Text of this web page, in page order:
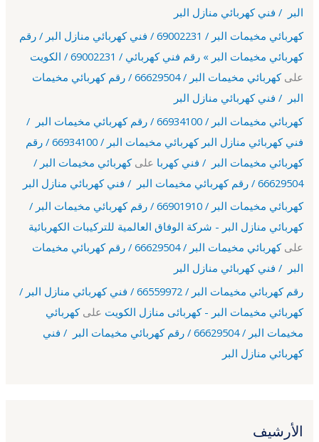
البر / فني كهربائي منازل البر
كهربائي مخيمات البر / 69002231 / فني كهربائي منازل البر / رقم
كهربائي مخيمات البر » رقم فني كهربائي / 69002231 / الكويت
على
كهربائي مخيمات البر / 66629504 / رقم كهربائي مخيمات
البر / فني كهربائي منازل البر
كهربائي مخيمات البر / 66934100 / رقم كهربائي مخيمات البر /
فني كهربائي منازل البر كهربائي مخيمات البر / 66934100 / رقم
كهربائي مخيمات البر / فني كهربا علىكهربائي مخيمات البر /
66629504 / رقم كهربائي مخيمات البر / فني كهربائي منازل البر
كهربائي مخيمات البر / 66901910 / رقم كهربائي مخيمات البر /
كهربائي منازل البر - شركة الوفاق العالمية للتركيبات الكهربائية
على
كهربائي مخيمات البر / 66629504 / رقم كهربائي مخيمات
البر / فني كهربائي منازل البر
رقم كهربائي مخيمات البر / 66559972 / فني كهربائي منازل البر /
كهربائي مخيمات البر - كهربائى منازل الكويت علىكهربائي
مخيمات البر / 66629504 / رقم كهربائي مخيمات البر / فني
كهربائي منازل البر
الأرشيف